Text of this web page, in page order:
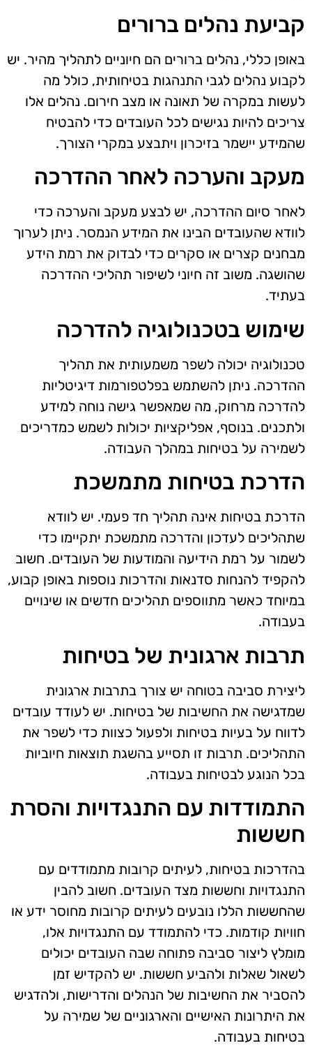
קביעת נהלים ברורים
באופן כללי, נהלים ברורים הם חיוניים לתהליך מהיר. יש
לקבוע נהלים לגבי התנהגות בטיחותית, כולל מה
לעשות במקרה של תאונה או מצב חירום. נהלים אלו
צריכים להיות נגישים לכל העובדים כדי להבטיח
שהמידע יישמר בזיכרון ויתבצע במקרי הצורך.
מעקב והערכה לאחר ההדרכה
לאחר סיום ההדרכה, יש לבצע מעקב והערכה כדי
לוודא שהעובדים הבינו את המידע הנמסר. ניתן לערוך
מבחנים קצרים או סקרים כדי לבדוק את רמת הידע
שהושגה. משוב זה חיוני לשיפור תהליכי ההדרכה
בעתיד.
שימוש בטכנולוגיה להדרכה
טכנולוגיה יכולה לשפר משמעותית את תהליך
ההדרכה. ניתן להשתמש בפלטפורמות דיגיטליות
להדרכה מרחוק, מה שמאפשר גישה נוחה למידע
ולתכנים. בנוסף, אפליקציות יכולות לשמש כמדריכים
לשמירה על בטיחות במהלך העבודה.
הדרכת בטיחות מתמשכת
הדרכת בטיחות אינה תהליך חד פעמי. יש לוודא
שתהליכים לעדכון והדרכה מתמשכת יתקיימו כדי
לשמור על רמת הידיעה והמודעות של העובדים. חשוב
להקפיד להנחות סדנאות והדרכות נוספות באופן קבוע,
במיוחד כאשר מתווספים תהליכים חדשים או שינויים
בעבודה.
תרבות ארגונית של בטיחות
ליצירת סביבה בטוחה יש צורך בתרבות ארגונית
שמדגישה את החשיבות של בטיחות. יש לעודד עובדים
לדווח על בעיות בטיחות ולפעול כצוות כדי לשפר את
התהליכים. תרבות זו תסייע בהשגת תוצאות חיוביות
בכל הנוגע לבטיחות בעבודה.
התמודדות עם התנגדויות והסרת
חששות
בהדרכות בטיחות, לעיתים קרובות מתמודדים עם
התנגדויות וחששות מצד העובדים. חשוב להבין
שהחששות הללו נובעים לעיתים קרובות מחוסר ידע או
חוויות קודמות. כדי להתמודד עם התנגדויות אלו,
מומלץ ליצור סביבה פתוחה שבה העובדים יכולים
לשאול שאלות ולהביע חששות. יש להקדיש זמן
להסביר את החשיבות של הנהלים והדרישות, ולהדגיש
את היתרונות האישיים והארגוניים של שמירה על
בטיחות בעבודה.